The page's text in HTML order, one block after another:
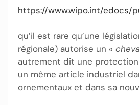
https://www.wipo.int/edocs/
qu’il est rare qu’une
régionale) autorise un «
autrement dit une
un même article industriel
ornementaux et dans sa